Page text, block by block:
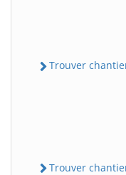
Trouver
Trouver